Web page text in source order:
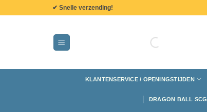
✔ Snelle verzending!
KLANTENSERVICE / OPENINGSTIJDEN
DRAGON BALL SCG